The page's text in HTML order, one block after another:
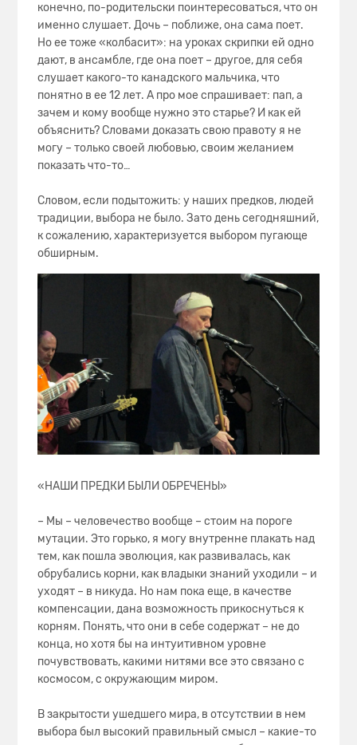
конечно, по-родительски поинтересоваться, что он
именно слушает. Дочь – поближе, она сама поет.
Но ее тоже «колбасит»: на уроках скрипки ей одно
дают, в ансамбле, где она поет – другое, для себя
слушает какого-то канадского мальчика, что
понятно в ее 12 лет. А про мое спрашивает: пап, а
зачем и кому вообще нужно это старье? И как ей
объяснить? Словами доказать свою правоту я не
могу – только своей любовью, своим желанием
показать что-то…
Словом, если подытожить: у наших предков, людей
традиции, выбора не было. Зато день сегодняшний,
к сожалению, характеризуется выбором пугающе
обширным.
«НАШИ ПРЕДКИ БЫЛИ ОБРЕЧЕНЫ»
– Мы – человечество вообще – стоим на пороге
мутации. Это горько, я могу внутренне плакать над
тем, как пошла эволюция, как развивалась, как
обрубались корни, как владыки знаний уходили – и
уходят – в никуда. Но нам пока еще, в качестве
компенсации, дана возможность прикоснуться к
корням. Понять, что они в себе содержат – не до
конца, но хотя бы на интуитивном уровне
почувствовать, какими нитями все это связано с
космосом, с окружающим миром.
В закрытости ушедшего мира, в отсутствии в нем
выбора был высокий правильный смысл – какие-то